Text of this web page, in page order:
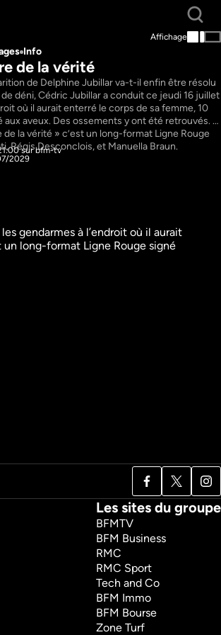
Affichage
Info
de la vérité
de Delphine Jubillar va-t-il enfin être résolu
déni, Cédric Jubillar a conduit ce jeudi 16 juillet
où il aurait enterré le corps de sa femme, 10
aux aveux. Des ossements y ont été retrouvés. «
de la vérité » c’est un long-format Ligne Rouge
Régis Desconclois, et Manuella Braun.
sur bfm-tv
2029
Procès Jubillar, les
gendarmes à l’endroit où il aurait
un long-format Ligne Rouge signé
Les sites du groupe
BFMTV
BFM Business
RMC
RMC Sport
Tech and Co
BFM Immo
BFM Bourse
Zone Turf